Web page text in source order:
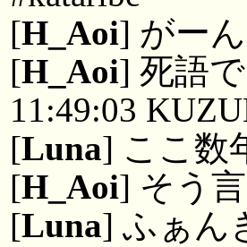
[H_Aoi] がーん
[H_Aoi] 死語
11:49:03
[Luna] ここ数
[H_Aoi] そう
[Luna] ふぁん